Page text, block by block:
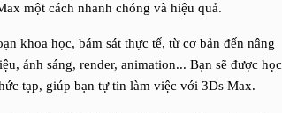
một cách nhanh chóng và hiệu quả.
khoa học, bám sát thực tế, từ cơ bản đến nâng
ánh sáng, render, animation... Bạn sẽ được học
tạp, giúp bạn tự tin làm việc với 3Ds Max.